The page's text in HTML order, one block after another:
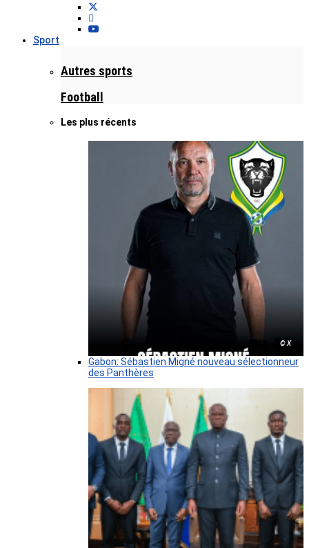
Sport
Autres sports
Football
Les plus récents
© X
Gabon: Sébastien Migné nouveau sélectionneur
des Panthères